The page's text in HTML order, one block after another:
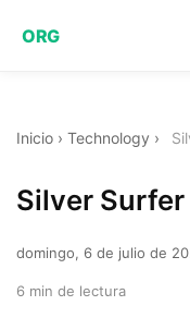
ORG
Inicio › Technology ›
Silver Surfer
domingo, 6 de julio de
6 min de lectura